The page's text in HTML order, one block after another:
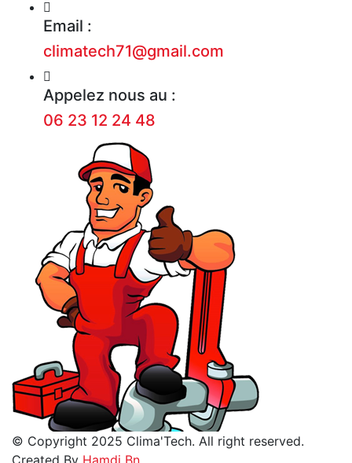
Email :
climatech71@gmail.com
Appelez nous au :
06 23 12 24 48
© Copyright 2025 Clima'Tech. All right reserved.
Created By Hamdi Bn